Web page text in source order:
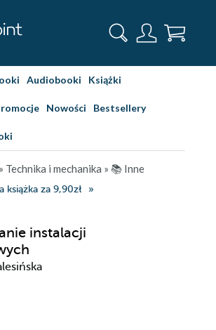
Audiobooki Książki
Nowości Bestsellery
» Technika i mechanika » 📚 Inne
książka za 9,90zł
instalacji